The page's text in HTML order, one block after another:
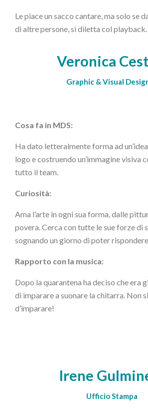
Le piace un sacco cantare, ma solo se
di altre persone, si diletta col playback.
Veronica
Graphic & Visual
Cosa fa in MDS:
Ha dato letteralmente forma ad
logo e costruendo un’immagine visiva
tutto il team.
Curiosità:
Ama l’arte in ogni sua forma, dalle
povera. Cerca con tutte le sue forze di
sognando un giorno di poter
Rapporto con la musica:
Dopo la quarantena ha deciso che era
di imparare a suonare la chitarra. Non
d’imparare!
Irene
Ufficio Stampa